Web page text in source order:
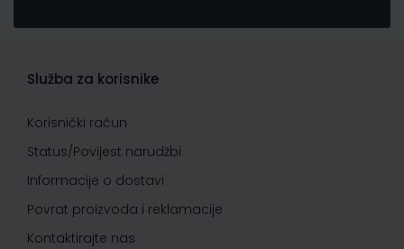
Služba za korisnike
Korisnički račun
Status/Povijest narudžbi
Informacije o dostavi
Povrat proizvoda i reklamacije
Kontaktirajte nas